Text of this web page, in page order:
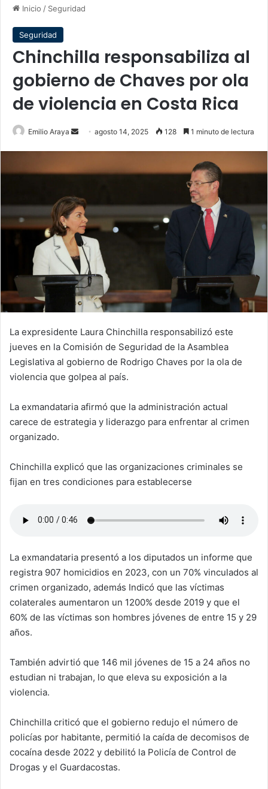
Inicio / Seguridad
Seguridad
Chinchilla responsabiliza al
gobierno de Chaves por ola
de violencia en Costa Rica
Emilio Araya
Sendagosto 14, 2025 128 1 minuto de lectura
La expresidente Laura Chinchilla responsabilizó este
jueves en la Comisión de Seguridad de la Asamblea
Legislativa al gobierno de Rodrigo Chaves por la ola de
violencia que golpea al país.
La exmandataria afirmó que la administración actual
carece de estrategia y liderazgo para enfrentar al crimen
organizado.
Chinchilla explicó que las organizaciones criminales se
fijan en tres condiciones para establecerse
La exmandataria presentó a los diputados un informe que
registra 907 homicidios en 2023, con un 70% vinculados al
crimen organizado, además Indicó que las víctimas
colaterales aumentaron un 1200% desde 2019 y que el
60% de las víctimas son hombres jóvenes de entre 15 y 29
años.
También advirtió que 146 mil jóvenes de 15 a 24 años no
estudian ni trabajan, lo que eleva su exposición a la
violencia.
Chinchilla criticó que el gobierno redujo el número de
policías por habitante, permitió la caída de decomisos de
cocaína desde 2022 y debilitó la Policía de Control de
Drogas y el Guardacostas.